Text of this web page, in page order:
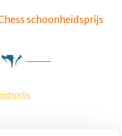
schoonheidsprijs